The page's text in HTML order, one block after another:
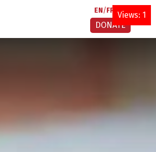
EN FR AR
DONATE
Views: 1